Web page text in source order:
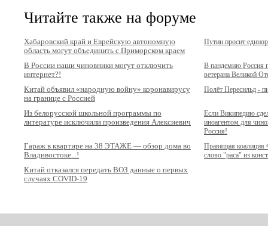
Читайте также на форуме
Хабаровский край и Еврейскую автономную
область могут объединить с Приморском краем
Путин просит
В России наши чиновники могут отключить
интернет?!
В пандемию Россия
ветерана Великой
Китай объявил «народную войну» коронавирусу
на границе с Россией
Полёт Пересильд -
Из белорусской школьной программы по
литературе исключили произведения Алексиевич
Если Википедию
иноагентом для
Россия!
Гараж в квартире на 38 ЭТАЖЕ — обзор дома во
Владивостоке...!
Правящая коалиция
слово "раса" из
Китай отказался передать ВОЗ данные о первых
случаях COVID-19